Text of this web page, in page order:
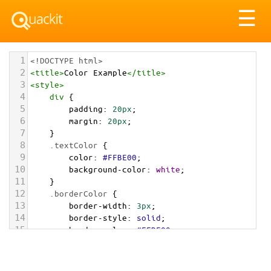
☰
1 <!DOCTYPE html>
2 <title>Color Example</title>
3 <style>
4 div {
5 padding: 20px;
6 margin: 20px;
7 }
8 .textColor {
9 color: #FFBE00;
10 background-color: white;
11 }
12 .borderColor {
13 border-width: 3px;
14 border-style: solid;
15 border-color: #FFBE00;